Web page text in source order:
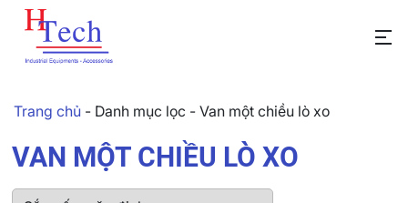
Trang chủ - Danh mục lọc - Van một chiều lò xo
VAN MỘT CHIỀU LÒ XO